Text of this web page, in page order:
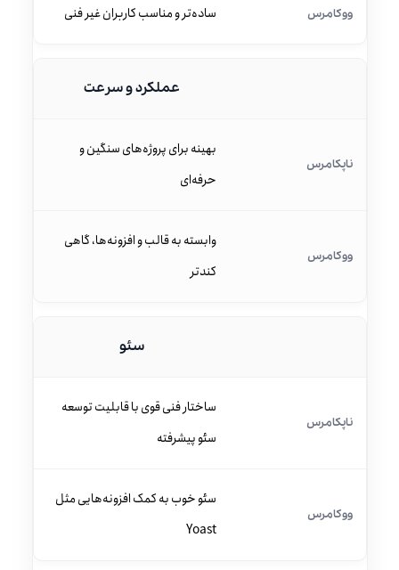
ساده‌تر و مناسب کاربران غیر فنی
عملکرد و سرعت
بهینه برای پروژه‌های سنگین و
حرفه‌ای
وابسته به قالب و افزونه‌ها، گاهی
کندتر
سئو
ساختار فنی قوی با قابلیت توسعه
سئو پیشرفته
سئو خوب به کمک افزونه‌هایی مثل
Yoast